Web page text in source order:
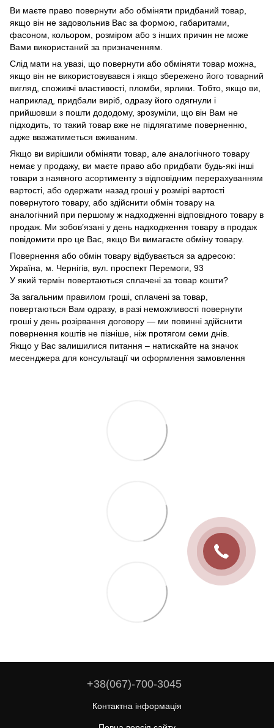
Ви маєте право повернути або обміняти придбаний товар,
якщо він не задовольнив Вас за формою, габаритами,
фасоном, кольором, розміром або з інших причин не може
Вами використаний за призначенням.
Слід мати на увазі, що повернути або обміняти товар можна,
якщо він не використовувався і якщо збережено його товарний
вигляд, споживчі властивості, пломби, ярлики. Тобто, якщо ви,
наприклад, придбали виріб, одразу його одягнули і
прийшовши з пошти дододому, зрозуміли, що він Вам не
підходить, то такий товар вже не підлягатиме поверненню,
адже вважатиметься вживаним.
Якщо ви вирішили обміняти товар, але аналогічного товару
немає у продажу, ви маєте право або придбати будь-які інші
товари з наявного асортименту з відповідним перерахуванням
вартості, або одержати назад гроші у розмірі вартості
повернутого товару, або здійснити обмін товару на
аналогічний при першому ж надходженні відповідного товару в
продаж. Ми зобов’язані у день надходження товару в продаж
повідомити про це Вас, якщо Ви вимагаєте обміну товару.
Повернення або обмін товару відбувається за адресою:
Україна, м. Чернігів, вул. проспект Перемоги, 93
У який термін повертаються сплачені за товар кошти?
За загальним правилом гроші, сплачені за товар,
повертаються Вам одразу, в разі неможливості повернути
гроші у день розірвання договору — ми повинні здійснити
повернення коштів не пізніше, ніж протягом семи днів.
Якщо у Вас залишилися питання – натискайте на значок
месенджера для консультації чи оформлення замовлення
+38(067)-700-3045
Контактна інформація